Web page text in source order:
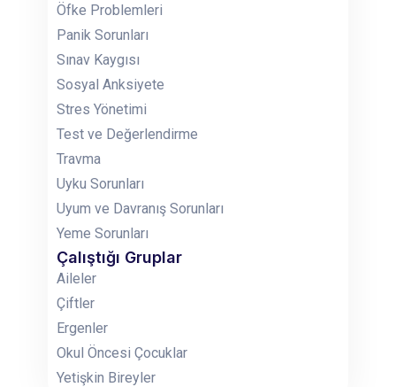
Öfke Problemleri
Panik Sorunları
Sınav Kaygısı
Sosyal Anksiyete
Stres Yönetimi
Test ve Değerlendirme
Travma
Uyku Sorunları
Uyum ve Davranış Sorunları
Yeme Sorunları
Çalıştığı Gruplar
Aileler
Çiftler
Ergenler
Okul Öncesi Çocuklar
Yetişkin Bireyler